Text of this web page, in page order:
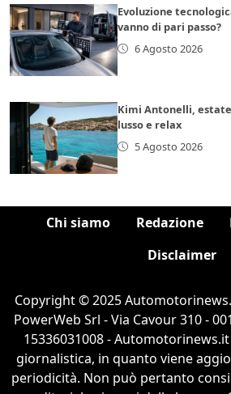
Evoluzione
vanno di pari passo?
6 Agosto 2026
Kimi Antonelli,
lusso e relax
5 Agosto 2026
Chi siamo Redazione
Disclaimer
Copyright © 2025
PowerWeb Srl - Via Cavour 310 -
15336031008 -
giornalistica, in quanto viene
periodicità. Non può pertanto